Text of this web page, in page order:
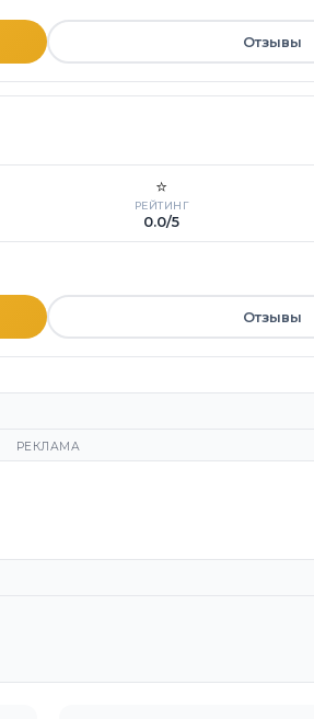
Отзывы
⭐
РЕЙТИНГ
0.0/5
Отзывы
РЕКЛАМА